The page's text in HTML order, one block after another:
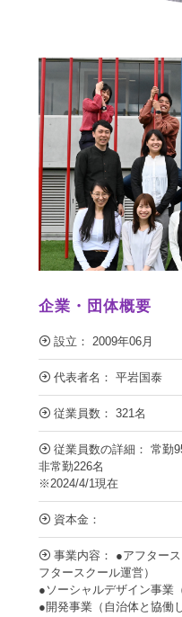
企業・団体概要
設立： 2009年06月
代表者名： 平岩国泰
従業員数： 321名
従業員数の詳細： 常勤
非常勤226名
※2024/4/1現在
資本金：
事業内容： ●アフター
フタースクール運営）
●ソーシャルデザイン事業
●開発事業（自治体と協働